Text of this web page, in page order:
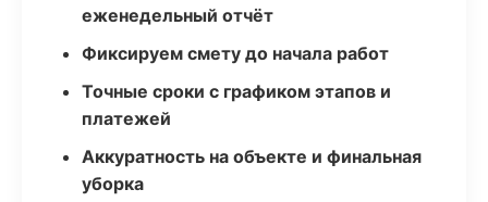
еженедельный отчёт
Фиксируем смету до начала работ
Точные сроки с графиком этапов и
платежей
Аккуратность на объекте и финальная
уборка